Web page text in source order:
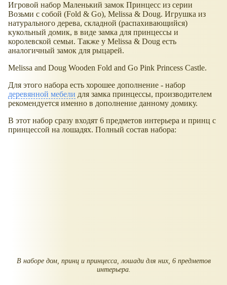
Игровой набор Маленький замок Принцесс из серии
Возьми с собой (Fold & Go), Melissa & Doug. Игрушка из
натурального дерева, складной (распахивающийся)
кукольный домик, в виде замка для принцессы и
королевской семьи. Также у Melissa & Doug есть
аналогичный замок для рыцарей.
Melissa and Doug Wooden Fold and Go Pink Princess Castle.
Для этого набора есть хорошее дополнение - набор
деревянной мебели для замка принцессы, производителем
рекомендуется именно в дополнение данному домику.
В этот набор сразу входят 6 предметов интерьера и принц с
принцессой на лошадях. Полный состав набора:
В наборе дом, принц и принцесса, лошади для них, 6 предметов
интерьера.